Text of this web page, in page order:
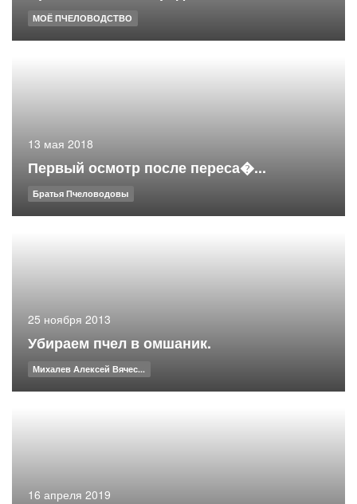
МОЁ ПЧЕЛОВОДСТВО
13 мая 2018
Первый осмотр после переса�...
Братья Пчеловодовы
25 ноября 2013
Убираем пчел в омшаник.
Михалев Алексей Вячес...
16 апреля 2019